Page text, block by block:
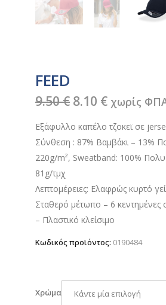
FEED
9.50€ Original
was:
9.50 €.
8.10 €Η
τιμή
είναι:
8.10 €.
χωρίς
Εξάφυλλο καπέλο τζοκεϊ σε
Σύνθεση : 87% Βαμβάκι – 13%
220g/m², Sweatband: 100%
81g/τμχ
Λεπτομέρειες: Ελαφρώς κυρτό
Σταθερό μέτωπο – 6 κεντημένες
– Πλαστικό κλείσιμο
Κωδικός προϊόντος: 0190484
Χρώμα Κάντε μία επιλογή